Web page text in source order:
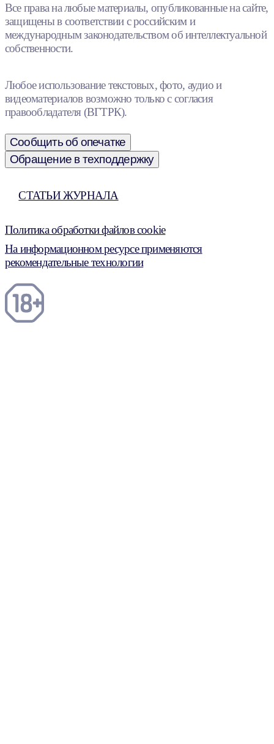
Все права на любые материалы, опубликованные на сайте,
защищены в соответствии с российским и
международным законодательством об интеллектуальной
собственности.
Любое использование текстовых, фото, аудио и
видеоматериалов возможно только с согласия
правообладателя (ВГТРК).
Сообщить об опечатке
Обращение в техподдержку
СТАТЬИ ЖУРНАЛА
Политика обработки файлов cookie
На информационном ресурсе применяются
рекомендательные технологии